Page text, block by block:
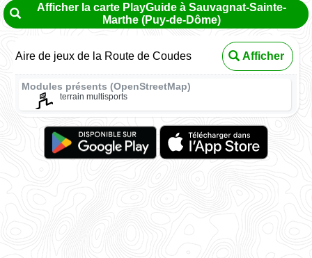
Afficher la carte PlayGuide à Sauvagnat-Sainte-
Marthe (Puy-de-Dôme)
Aire de jeux de la Route de Coudes Afficher
Modules présents (OpenStreetMap)
terrain multisports